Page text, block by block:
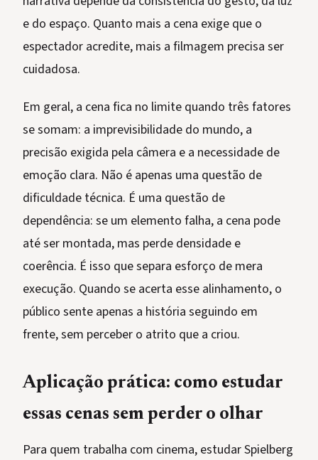
e do espaço. Quanto mais a cena exige que o
espectador acredite, mais a filmagem precisa ser
cuidadosa.
Em geral, a cena fica no limite quando três fatores
se somam: a imprevisibilidade do mundo, a
precisão exigida pela câmera e a necessidade de
emoção clara. Não é apenas uma questão de
dificuldade técnica. É uma questão de
dependência: se um elemento falha, a cena pode
até ser montada, mas perde densidade e
coerência. É isso que separa esforço de mera
execução. Quando se acerta esse alinhamento, o
público sente apenas a história seguindo em
frente, sem perceber o atrito que a criou.
Aplicação prática: como estudar
essas cenas sem perder o olhar
Para quem trabalha com cinema, estudar Spielberg